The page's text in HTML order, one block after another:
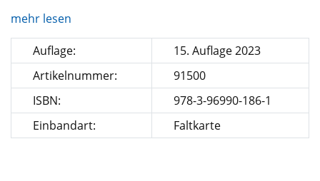
mehr lesen
Auflage:
15. Auflage 2023
Artikelnummer:
91500
ISBN:
978-3-96990-186-1
Einbandart:
Faltkarte